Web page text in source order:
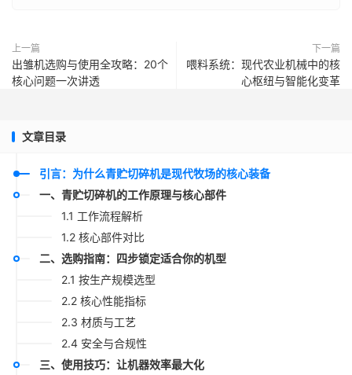
上一篇
出雏机选购与使用全攻略：20个
核心问题一次讲透
下一篇
喂料系统：现代农业机械中的核
心枢纽与智能化变革
文章目录
引言：为什么青贮切碎机是现代牧场的核心装备
一、青贮切碎机的工作原理与核心部件
1.1 工作流程解析
1.2 核心部件对比
二、选购指南：四步锁定适合你的机型
2.1 按生产规模选型
2.2 核心性能指标
2.3 材质与工艺
2.4 安全与合规性
三、使用技巧：让机器效率最大化